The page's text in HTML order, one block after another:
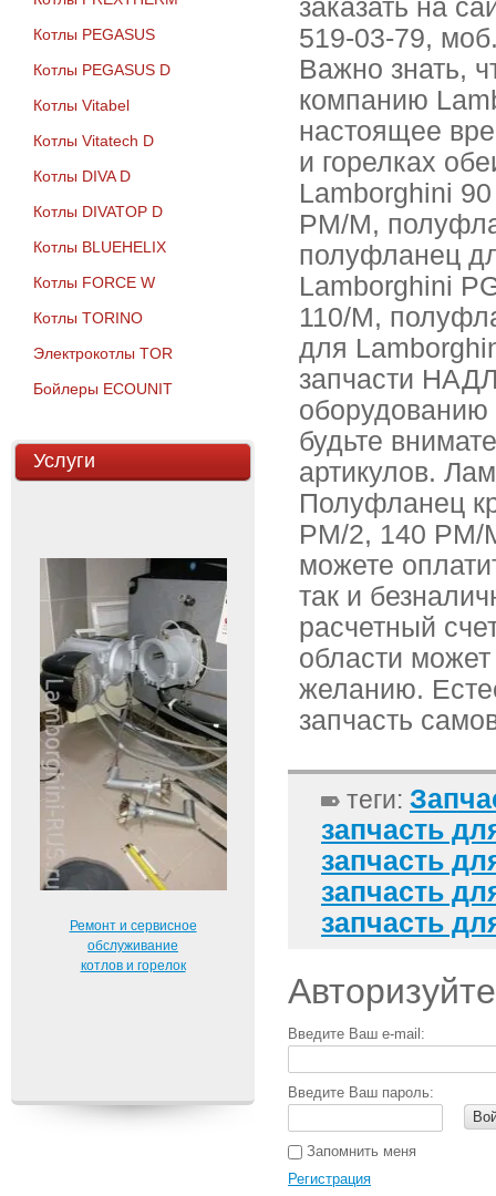
Котлы PEGASUS
Котлы PEGASUS D
Котлы Vitabel
Котлы Vitatech D
Котлы DIVA D
Котлы DIVATOP D
Котлы BLUEHELIX
Котлы FORCE W
Котлы TORINO
Электрокотлы TOR
Бойлеры ECOUNIT
Услуги
Ремонт и сервисное
обслуживание
котлов и горелок
заказать на
519-03-79,
Важно знать,
компанию
настоящее
и горелках
Lamborghini
РМ/M,
полуфланец
Lamborghini
110/M,
для
запчасти
оборудованию
будьте
артикулов.
Полуфланец
РМ/2, 140 РМ/
можете
так и
расчетный
области
желанию.
запчасть
теги:
запчасть
запчасть
запчасть
запчасть
Введите Ваш e-mail:
Введите Ваш пароль:
Запомнить меня
Регистрация